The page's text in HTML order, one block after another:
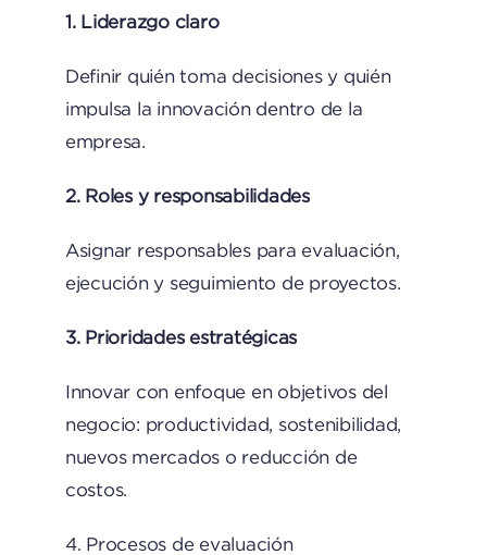
1. Liderazgo claro
Definir quién toma decisiones y quién
impulsa la innovación dentro de la
empresa.
2. Roles y responsabilidades
Asignar responsables para evaluación,
ejecución y seguimiento de proyectos.
3. Prioridades estratégicas
Innovar con enfoque en objetivos del
negocio: productividad, sostenibilidad,
nuevos mercados o reducción de
costos.
4. Procesos de evaluación